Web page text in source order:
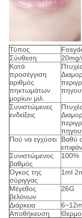
Τύπος
Σύνθεση
Κατά
προσέγγιση
αριθμός
πηκτωμάτων
μορίων μιλ.
Συνιστώμενες
ενδείξεις
Πού να εγχύσει
Βαθύ
Συνιστώμενος
βαθμός
100%
Όγκος της
σύριγγας
1ml
Μέγεθος
βελόνων
26G
Διάρκεια
Αποθήκευση